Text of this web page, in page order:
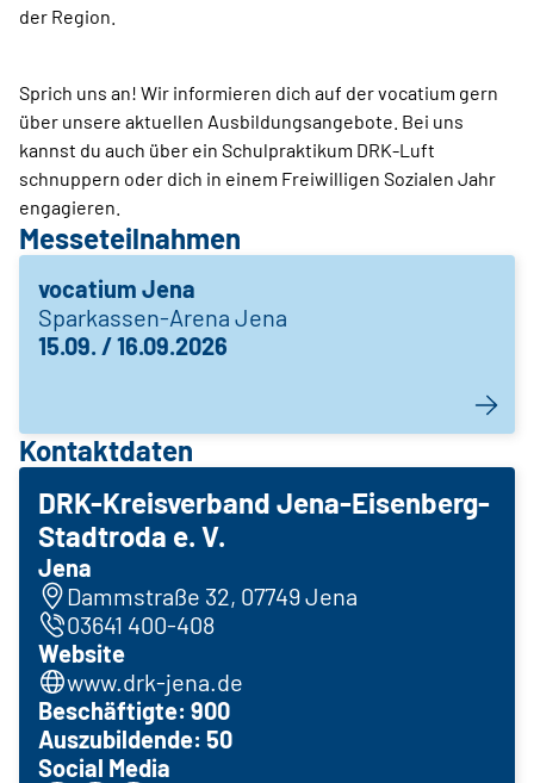
der Region.
Sprich uns an! Wir informieren dich auf der vocatium gern
über unsere aktuellen Ausbildungsangebote. Bei uns
kannst du auch über ein Schulpraktikum DRK-Luft
schnuppern oder dich in einem Freiwilligen Sozialen Jahr
engagieren.
Messeteilnahmen
vocatium Jena
Sparkassen-Arena Jena
15.09. / 16.09.2026
Kontaktdaten
DRK-Kreisverband Jena-Eisenberg-
Stadtroda e. V.
Jena
Dammstraße 32, 07749 Jena
03641 400-408
Website
www.drk-jena.de
Beschäftigte: 900
Auszubildende: 50
Social Media